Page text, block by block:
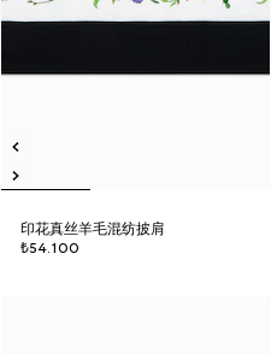
印花真丝羊毛混纺披肩
₺54.100